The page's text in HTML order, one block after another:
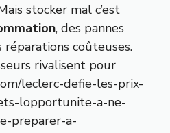
stocker mal c’est
, des pannes
coûteuses.
rivalisent pour
leclerc-defie-les-prix-
lopportunite-a-ne-
preparer-a-